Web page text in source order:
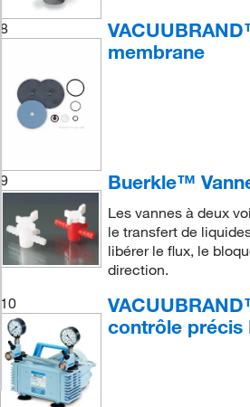
8
membrane
9 Buerkle™
Les vannes à deux
le transfert de
libérer le flux, le
direction.
10
contrôle précis